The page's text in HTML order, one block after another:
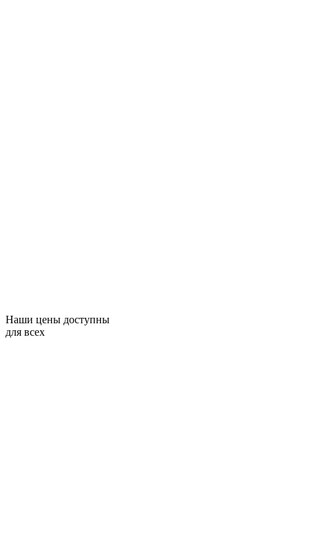
Наши цены доступны
для всех